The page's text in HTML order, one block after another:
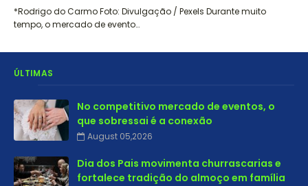
*Rodrigo do Carmo Foto: Divulgação / Pexels Durante muito
tempo, o mercado de evento…
ÚLTIMAS
No competitivo mercado de eventos, o
que sobressai é a conexão
August 05,2026
Dia dos Pais movimenta churrascarias e
fortalece tradição do almoço em família